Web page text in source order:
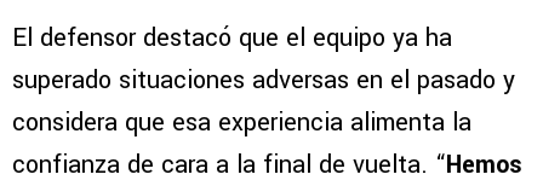
El defensor destacó que el equipo ya ha
superado situaciones adversas en el pasado y
considera que esa experiencia alimenta la
confianza de cara a la final de vuelta. “Hemos